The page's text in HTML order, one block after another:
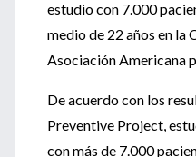
estudio con 7.000
medio de 22 años en la
Asociación Americana
De acuerdo con los
Preventive Project,
con más de 7.000